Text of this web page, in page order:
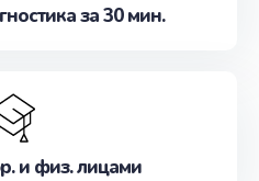
за 30 мин.
и физ. лицами